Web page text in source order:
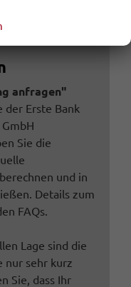
anfragen"
der Erste Bank
Sie die
und in
Details zum
FAQs.
Lage sind die
nur sehr kurz
Sie, dass Ihr